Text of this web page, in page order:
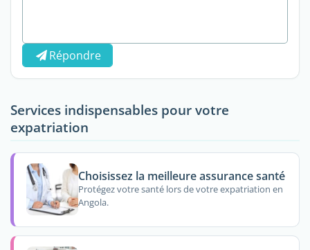
Répondre
Services indispensables pour votre
expatriation
Choisissez la meilleure assurance santé
Protégez votre santé lors de votre expatriation en
Angola.